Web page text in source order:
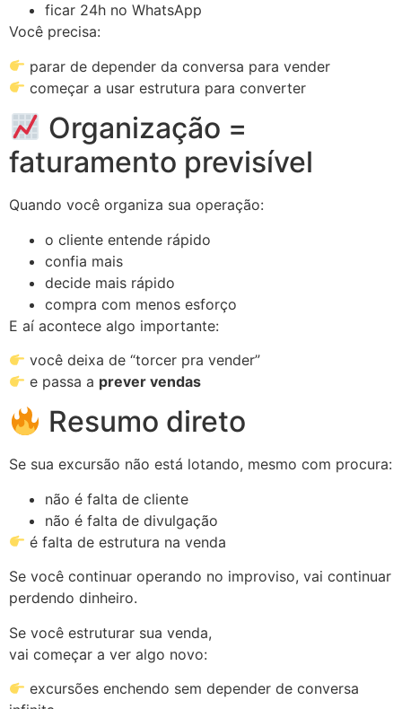
ficar 24h no WhatsApp
Você precisa:
parar de depender da conversa para vender
começar a usar estrutura para converter
Organização =
faturamento previsível
Quando você organiza sua operação:
o cliente entende rápido
confia mais
decide mais rápido
compra com menos esforço
E aí acontece algo importante:
você deixa de “torcer pra vender”
e passa a prever vendas
Resumo direto
Se sua excursão não está lotando, mesmo com procura:
não é falta de cliente
não é falta de divulgação
é falta de estrutura na venda
Se você continuar operando no improviso, vai continuar
perdendo dinheiro.
Se você estruturar sua venda,
vai começar a ver algo novo:
excursões enchendo sem depender de conversa